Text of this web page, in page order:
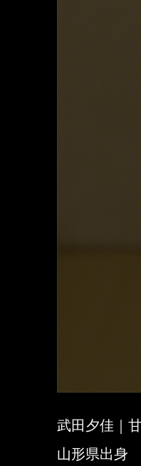
武田夕佳｜
山形県出身